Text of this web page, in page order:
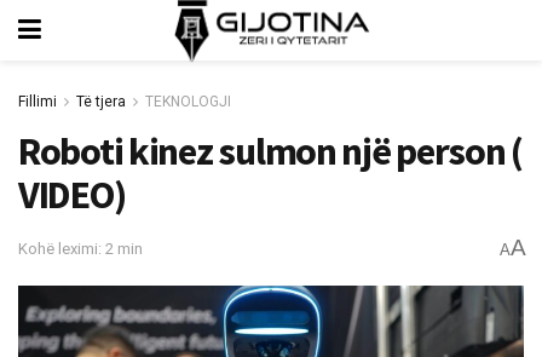
Fillimi Të tjera TEKNOLOGJI
Roboti kinez sulmon një person (
VIDEO)
Kohë leximi: 2 min AA